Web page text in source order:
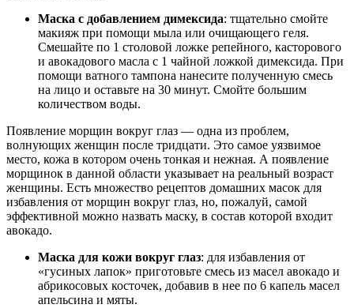
Маска с добавлением димексида: тщательно смойте
макияж при помощи мыла или очищающего геля.
Смешайте по 1 столовой ложке репейного, касторового
и авокадового масла с 1 чайной ложкой димексида. При
помощи ватного тампона нанесите полученную смесь
на лицо и оставьте на 30 минут. Смойте большим
количеством воды.
Появление морщин вокруг глаз — одна из проблем,
волнующих женщин после тридцати. Это самое уязвимое
место, кожа в котором очень тонкая и нежная. А появление
морщинок в данной области указывает на реальный возраст
женщины. Есть множество рецептов домашних масок для
избавления от морщин вокруг глаз, но, пожалуй, самой
эффективной можно назвать маску, в состав которой входит
авокадо.
Маска для кожи вокруг глаз: для избавления от
«гусиных лапок» приготовьте смесь из масел авокадо и
абрикосовых косточек, добавив в нее по 6 капель масел
апельсина и мяты.